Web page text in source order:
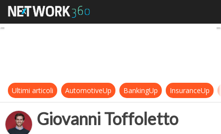
Giovanni Toffoletto
Ultimi articoli AutomotiveUp BankingUp InsuranceUp
Giovanni Toffoletto